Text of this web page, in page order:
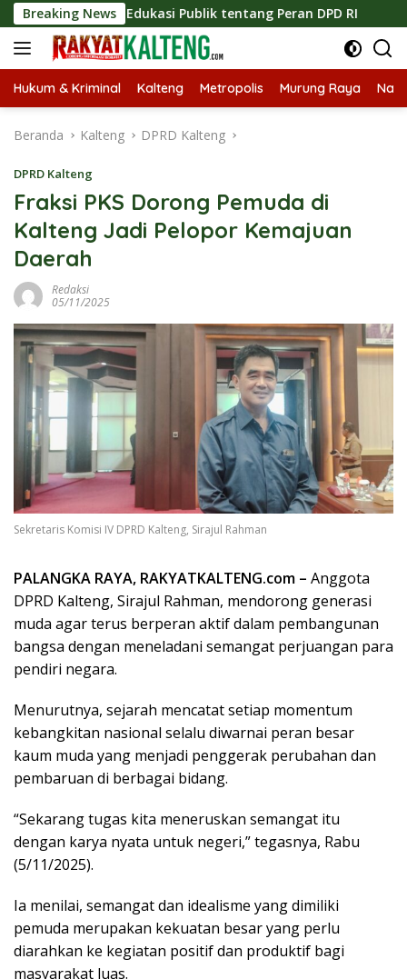
Langsung
ke
konten
Breaking News
Edukasi Publik tentang Peran DPD RI Masuknya
Hukum & Kriminal Kalteng Metropolis Murung Raya
Beranda Kalteng DPRD Kalteng
DPRD Kalteng
Fraksi PKS Dorong Pemuda di
Kalteng Jadi Pelopor Kemajuan
Daerah
Redaksi
05/11/2025
Sekretaris Komisi IV DPRD Kalteng, Sirajul Rahman
PALANGKA RAYA, RAKYATKALTENG.com – Anggota
DPRD Kalteng, Sirajul Rahman, mendorong generasi
muda agar terus berperan aktif dalam pembangunan
bangsa dengan meneladani semangat perjuangan para
pendiri negara.
Menurutnya, sejarah mencatat setiap momentum
kebangkitan nasional selalu diwarnai peran besar
kaum muda yang menjadi penggerak perubahan dan
pembaruan di berbagai bidang.
“Sekarang tugas kita meneruskan semangat itu
dengan karya nyata untuk negeri,” tegasnya, Rabu
(5/11/2025).
Ia menilai, semangat dan idealisme yang dimiliki
pemuda merupakan kekuatan besar yang perlu
diarahkan ke kegiatan positif dan produktif bagi
masyarakat luas.